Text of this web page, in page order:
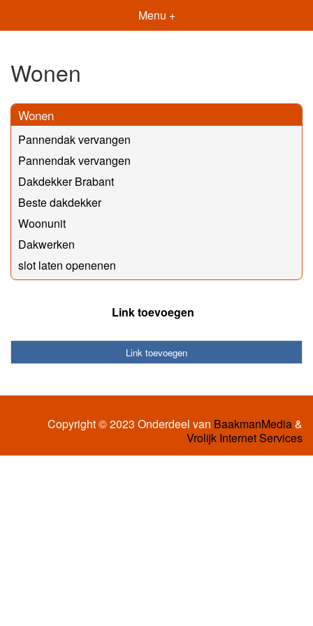
Menu +
Wonen
Wonen
Pannendak vervangen
Pannendak vervangen
Dakdekker Brabant
Beste dakdekker
Woonunit
Dakwerken
slot laten openenen
Link toevoegen
Link toevoegen
Copyright © 2023 Onderdeel van BaakmanMedia&
Vrolijk Internet Services